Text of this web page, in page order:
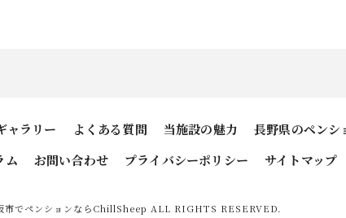
ャラリー よくある質問 当施設の魅力 長野県のペンシ
ム お問い合わせ プライバシーポリシー サイトマップ
市でペンションならChillSheep ALL RIGHTS RESERVED.